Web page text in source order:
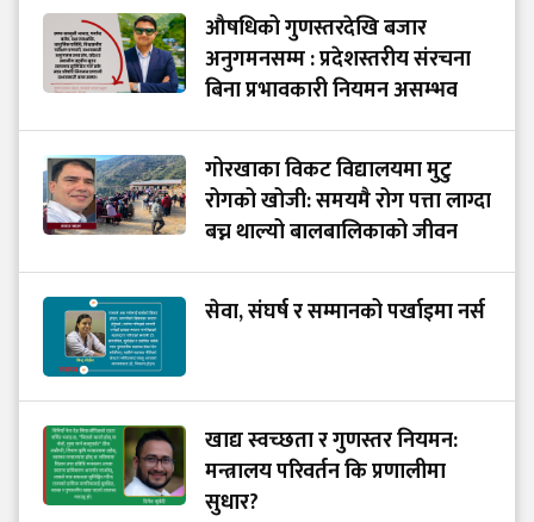
औषधिको गुणस्तरदेखि बजार
अनुगमनसम्म : प्रदेशस्तरीय संरचना
बिना प्रभावकारी नियमन असम्भव
गोरखाका विकट विद्यालयमा मुटु
रोगको खोजी: समयमै रोग पत्ता लाग्दा
बच्न थाल्यो बालबालिकाको जीवन
सेवा, संघर्ष र सम्मानको पर्खाइमा नर्स
खाद्य स्वच्छता र गुणस्तर नियमन:
मन्त्रालय परिवर्तन कि प्रणालीमा
सुधार?